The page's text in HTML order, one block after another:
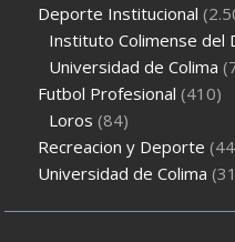
Deporte Institucional
Instituto Colimense del
Universidad de Colima
Futbol Profesional (410)
Loros (84)
Recreacion y Deporte
Universidad de Colima